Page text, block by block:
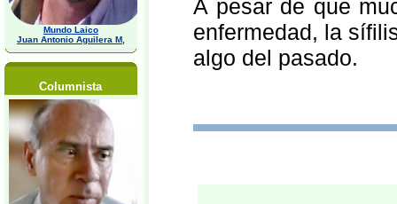
Mundo Laico
Juan Antonio Aguilera M,
Columnista
A pesar de que
enfermedad, la
algo del pasado.